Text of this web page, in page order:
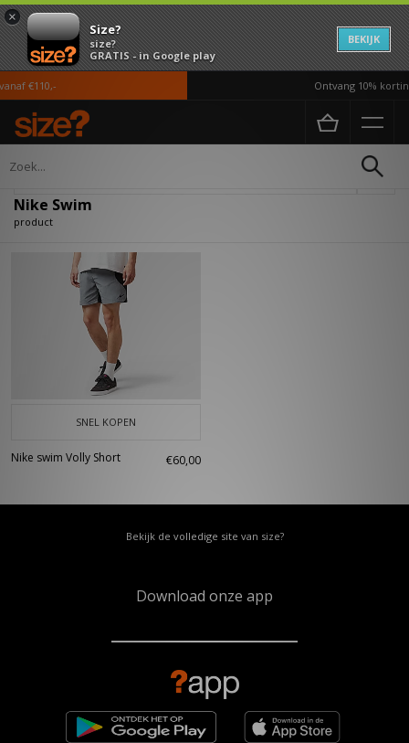
×
Size?
size?
GRATIS - in Google play
BEKIJK
€110,- Ontvang 10%
Home Nike Swim
Nike Swim
product
SNEL KOPEN
Nike swim Volly Short €60,00
Bekijk de volledige site van size?
Download onze app